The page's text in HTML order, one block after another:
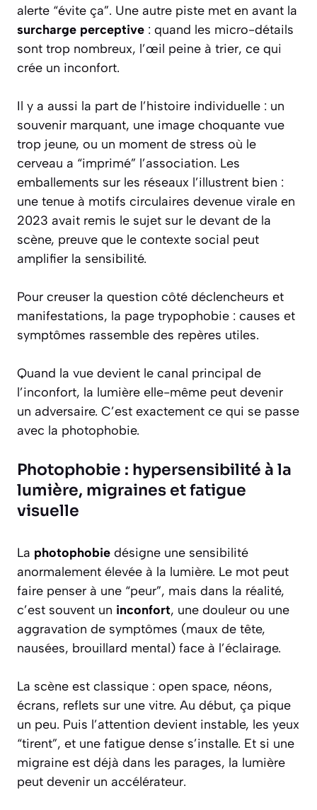
alerte “évite ça”. Une autre piste met en avant la
surcharge perceptive : quand les micro-détails
sont trop nombreux, l’œil peine à trier, ce qui
crée un inconfort.
Il y a aussi la part de l’histoire individuelle : un
souvenir marquant, une image choquante vue
trop jeune, ou un moment de stress où le
cerveau a “imprimé” l’association. Les
emballements sur les réseaux l’illustrent bien :
une tenue à motifs circulaires devenue virale en
2023 avait remis le sujet sur le devant de la
scène, preuve que le contexte social peut
amplifier la sensibilité.
Pour creuser la question côté déclencheurs et
manifestations, la page trypophobie : causes et
symptômes rassemble des repères utiles.
Quand la vue devient le canal principal de
l’inconfort, la lumière elle-même peut devenir
un adversaire. C’est exactement ce qui se passe
avec la photophobie.
Photophobie : hypersensibilité à la
lumière, migraines et fatigue
visuelle
La photophobie désigne une sensibilité
anormalement élevée à la lumière. Le mot peut
faire penser à une “peur”, mais dans la réalité,
c’est souvent un inconfort, une douleur ou une
aggravation de symptômes (maux de tête,
nausées, brouillard mental) face à l’éclairage.
La scène est classique : open space, néons,
écrans, reflets sur une vitre. Au début, ça pique
un peu. Puis l’attention devient instable, les yeux
“tirent”, et une fatigue dense s’installe. Et si une
migraine est déjà dans les parages, la lumière
peut devenir un accélérateur.